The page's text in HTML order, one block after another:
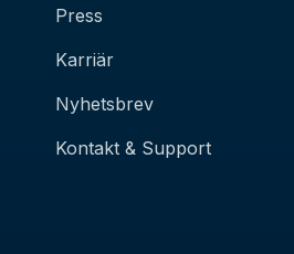
Press
Karriär
Nyhetsbrev
Kontakt & Support